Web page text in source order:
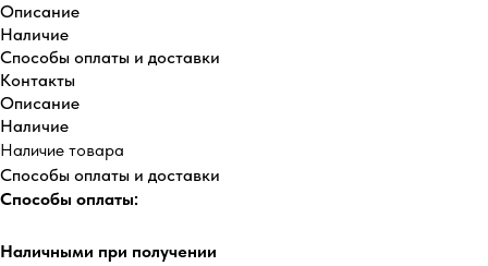
Описание
Наличие
Способы оплаты и доставки
Контакты
Описание
Наличие
Наличие товара
Способы оплаты и доставки
Способы оплаты:
Наличными при получении